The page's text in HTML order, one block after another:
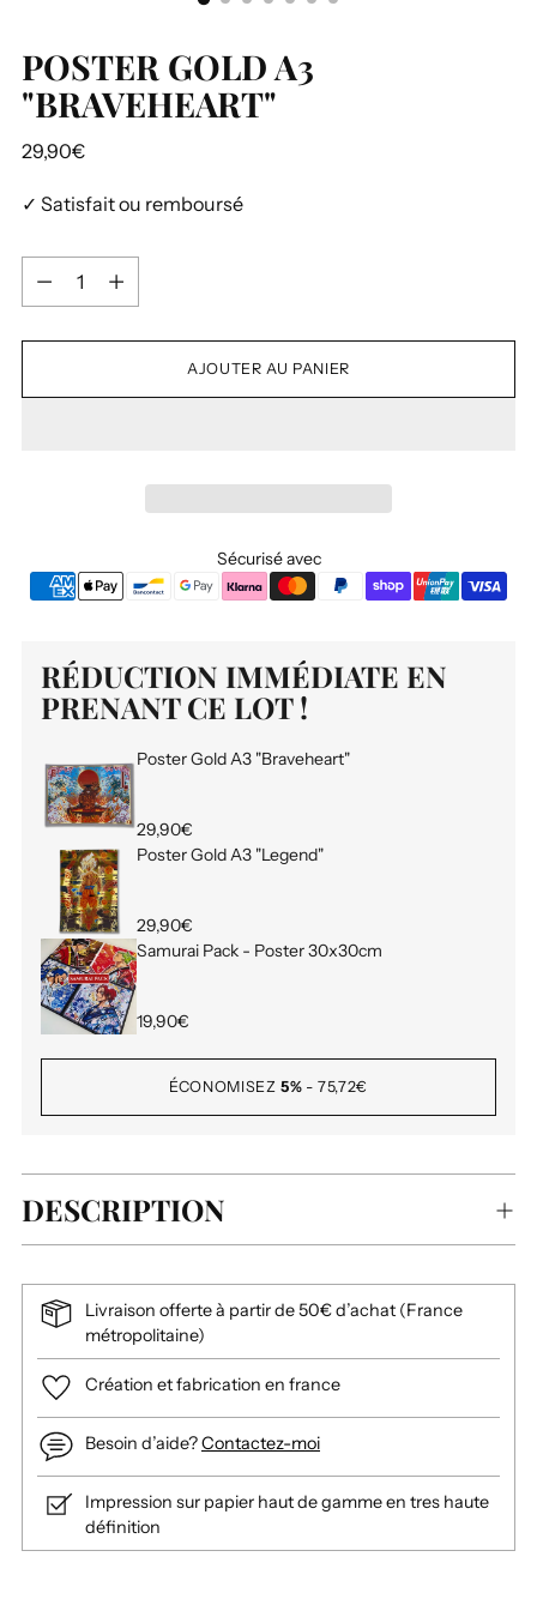
POSTER GOLD A3
"BRAVEHEART"
Prix
29,90€
✓ Satisfait ou remboursé
Quantité
Quantité
AJOUTER AU PANIER
Sécurisé avec
RÉDUCTION IMMÉDIATE EN
PRENANT CE LOT !
Poster Gold A3 "Braveheart"
29,90€
Poster Gold A3 "Legend"
29,90€
Samurai Pack - Poster 30x30cm
19,90€
ÉCONOMISEZ5% -75,72€
DESCRIPTION
Livraison offerte à partir de 50€ d’achat (France
métropolitaine)
Création et fabrication en france
Besoin d’aide?Contactez-moi
Impression sur papier haut de gamme en tres haute
définition